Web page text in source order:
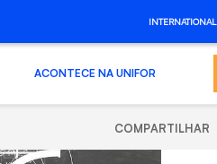
INTERNATIONAL
ACONTECE NA UNIFOR
COMPARTILHAR